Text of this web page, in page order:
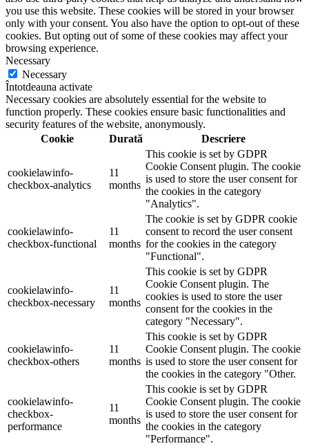
you use this website. These cookies will be stored in your browser
only with your consent. You also have the option to opt-out of these
cookies. But opting out of some of these cookies may affect your
browsing experience.
Necessary
Necessary
Întotdeauna activate
Necessary cookies are absolutely essential for the website to
function properly. These cookies ensure basic functionalities and
security features of the website, anonymously.
Cookie
Durată Descriere
cookielawinfo-
checkbox-analytics
11
months
This cookie is set by GDPR
Cookie Consent plugin. The cookie
is used to store the user consent for
the cookies in the category
"Analytics".
cookielawinfo-
checkbox-functional
11
months
The cookie is set by GDPR cookie
consent to record the user consent
for the cookies in the category
"Functional".
cookielawinfo-
checkbox-necessary
11
months
This cookie is set by GDPR
Cookie Consent plugin. The
cookies is used to store the user
consent for the cookies in the
category "Necessary".
cookielawinfo-
checkbox-others
11
months
This cookie is set by GDPR
Cookie Consent plugin. The cookie
is used to store the user consent for
the cookies in the category "Other.
cookielawinfo-
checkbox-
performance
11
months
This cookie is set by GDPR
Cookie Consent plugin. The cookie
is used to store the user consent for
the cookies in the category
"Performance".